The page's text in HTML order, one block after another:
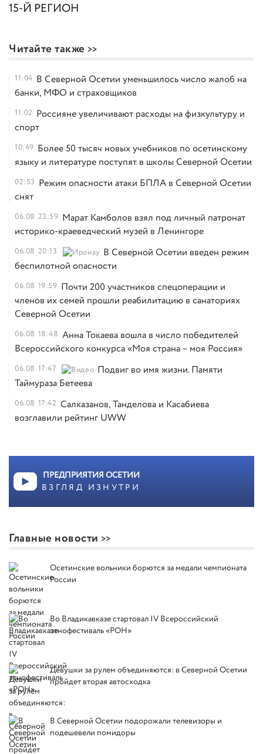
15-Й РЕГИОН
Читайте также
11:04 В Северной Осетии уменьшилось число жалоб на
банки, МФО и страховщиков
11:02 Россияне увеличивают расходы на физкультуру и
спорт
10:49 Более 50 тысяч новых учебников по осетинскому
языку и литературе поступят в школы Северной Осетии
02:53 Режим опасности атаки БПЛА в Северной Осетии
снят
06.08 23:59 Марат Камболов взял под личный патронат
историко-краеведческий музей в Ленингоре
06.08 20:13
В Северной Осетии введен режим
беспилотной опасности
06.08 19:59 Почти 200 участников спецоперации и
членов их семей прошли реабилитацию в санаториях
Северной Осетии
06.08 18:48 Анна Токаева вошла в число победителей
Всероссийского конкурса «Моя страна – моя Россия»
06.08 17:47
Подвиг во имя жизни. Памяти
Таймураза Бетеева
06.08 17:42 Салказанов, Танделова и Касабиева
возглавили рейтинг UWW
ПРЕДПРИЯТИЯ ОСЕТИИ
ВЗГЛЯД ИЗНУТРИ
Главные новости
Осетинские вольники борются за медали чемпионата
России
Во Владикавказе стартовал IV Всероссийский
этнофестиваль «РОН»
Девушки за рулем объединяются: в Северной Осетии
пройдет вторая автосходка
В Северной Осетии подорожали телевизоры и
подешевели помидоры